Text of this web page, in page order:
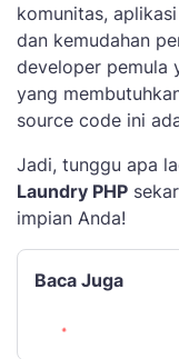
komunitas,
dan kemudahan
developer pemula
yang
source code ini
Jadi, tunggu apa
Laundry PHP
impian Anda!
Baca Juga